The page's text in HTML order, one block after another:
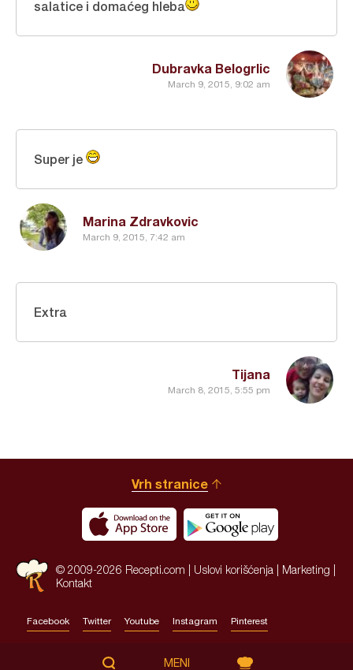
Dubravka Belogrlic
March 9, 2015, 9:02 am
salatice i domaćeg hleba
Marina Zdravkovic
March 9, 2015, 7:42 am
Super je
Tijana
March 8, 2015, 5:55 pm
Extra
Vrh stranice
© 2009-2026 Recepti.com | Uslovi korišćenja Marketing
Kontakt
Facebook Twitter Youtube Instagram Pinterest